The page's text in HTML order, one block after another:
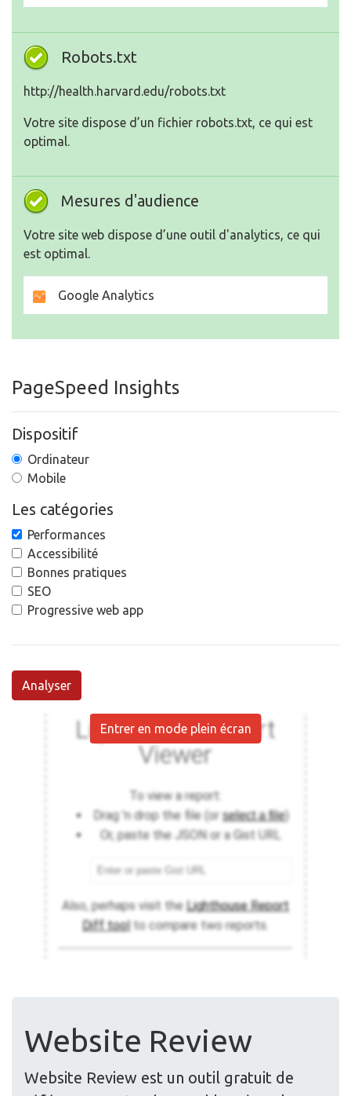
Robots.txt
http://health.harvard.edu/robots.txt
Votre site dispose d’un fichier robots.txt, ce qui est
optimal.
Mesures d'audience
Votre site web dispose d’une outil d'analytics, ce qui
est optimal.
Google Analytics
PageSpeed Insights
Dispositif
Ordinateur
Mobile
Les catégories
Performances
Accessibilité
Bonnes pratiques
SEO
Progressive web app
Analyser
Entrer en mode plein écran
Website Review
Website Review est un outil gratuit de